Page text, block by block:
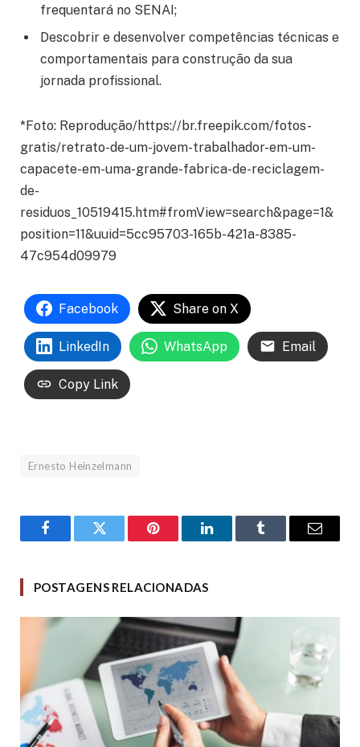
frequentará no SENAI;
Descobrir e desenvolver competências técnicas e
comportamentais para construção da sua
jornada profissional.
*Foto: Reprodução/https://br.freepik.com/fotos-
gratis/retrato-de-um-jovem-trabalhador-em-um-
capacete-em-uma-grande-fabrica-de-reciclagem-
de-
residuos_10519415.htm#fromView=search&page=1&
position=11&uuid=5cc95703-165b-421a-8385-
47c954d09979
Facebook Share on X
LinkedIn WhatsApp Email
Copy Link
Ernesto Heinzelmann
FacebookTwitter Pinterest LinkedInTumblr Email
POSTAGENS RELACIONADAS